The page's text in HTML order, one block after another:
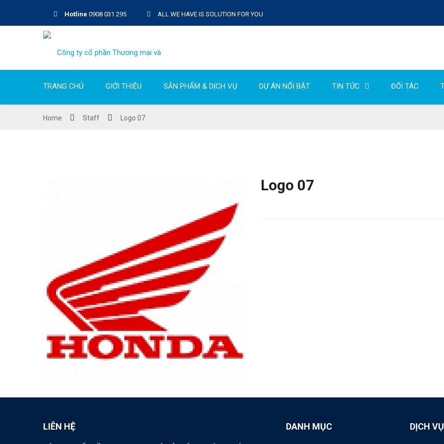
Hotline 0908 031 295 ALL WE HAVE IS SOLUTION FOR YOU
TRANG CHỦ GIỚI THIỆU SẢN PHẨM & DỊCH VỤ DỰ ÁN NỔI BẬT TIN TỨC ĐỐI TÁC
Home Staff Logo 07
Logo 07
LIÊN HỆ DANH MỤC DỊCH VỤ